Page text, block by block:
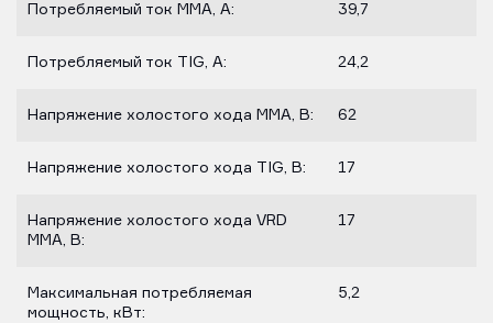
Потребляемый ток MMA, А: 39,7
Потребляемый ток TIG, А: 24,2
Напряжение холостого хода MMA, В: 62
Напряжение холостого хода TIG, В: 17
Напряжение холостого хода VRD
MMA, В:
17
Максимальная потребляемая
мощность, кВт:
5,2